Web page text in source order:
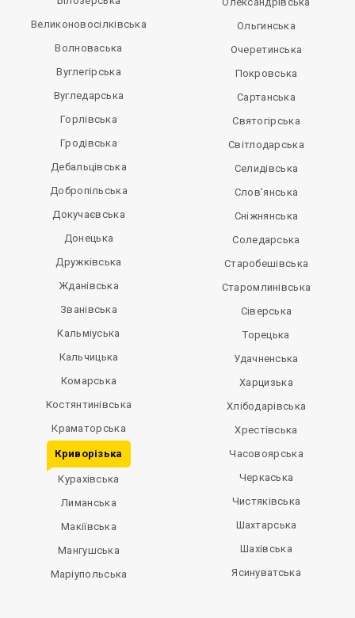
Великоновосілківська
Волноваська
Вуглегірська
Вугледарська
Горлівська
Гродівська
Дебальцівська
Добропільська
Докучаєвська
Донецька
Дружківська
Жданівська
Званівська
Кальміуська
Кальчицька
Комарська
Костянтинівська
Краматорська
Криворізька
Курахівська
Лиманська
Макіївська
Мангушська
Маріупольська
Ольгинська
Очеретинська
Покровська
Сартанська
Святогірська
Світлодарська
Селидівська
Слов’янська
Сніжнянська
Соледарська
Старобешівська
Старомлинівська
Сіверська
Торецька
Удачненська
Харцизька
Хлібодарівська
Хрестівська
Часовоярська
Черкаська
Чистяківська
Шахтарська
Шахівська
Ясинуватська